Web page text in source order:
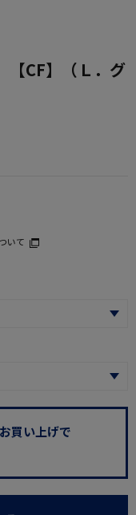
CF】（Ｌ．グ
いて
買い上げで